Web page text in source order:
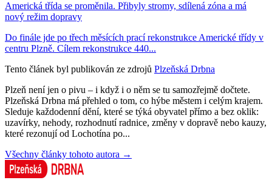
Americká třída se proměnila. Přibyly stromy, sdílená zóna a má
nový režim dopravy
Do finále jde po třech měsících prací rekonstrukce Americké třídy v
centru Plzně. Cílem rekonstrukce 440...
Tento článek byl publikován ze zdrojů Plzeňská Drbna
Plzeň není jen o pivu – i když i o něm se tu samozřejmě dočtete.
Plzeňská Drbna má přehled o tom, co hýbe městem i celým krajem.
Sleduje každodenní dění, které se týká obyvatel přímo a bez oklik:
uzavírky, nehody, rozhodnutí radnice, změny v dopravě nebo kauzy,
které rezonují od Lochotína po...
Všechny články tohoto autora →